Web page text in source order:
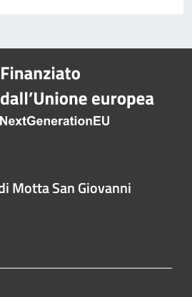
Motta San Giovanni